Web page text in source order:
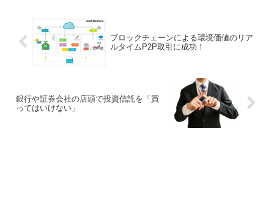
ブロックチェーンによる環境価値のリア
ルタイムP2P取引に成功！
銀行や証券会社の店頭で投資信託を「買
ってはいけない」